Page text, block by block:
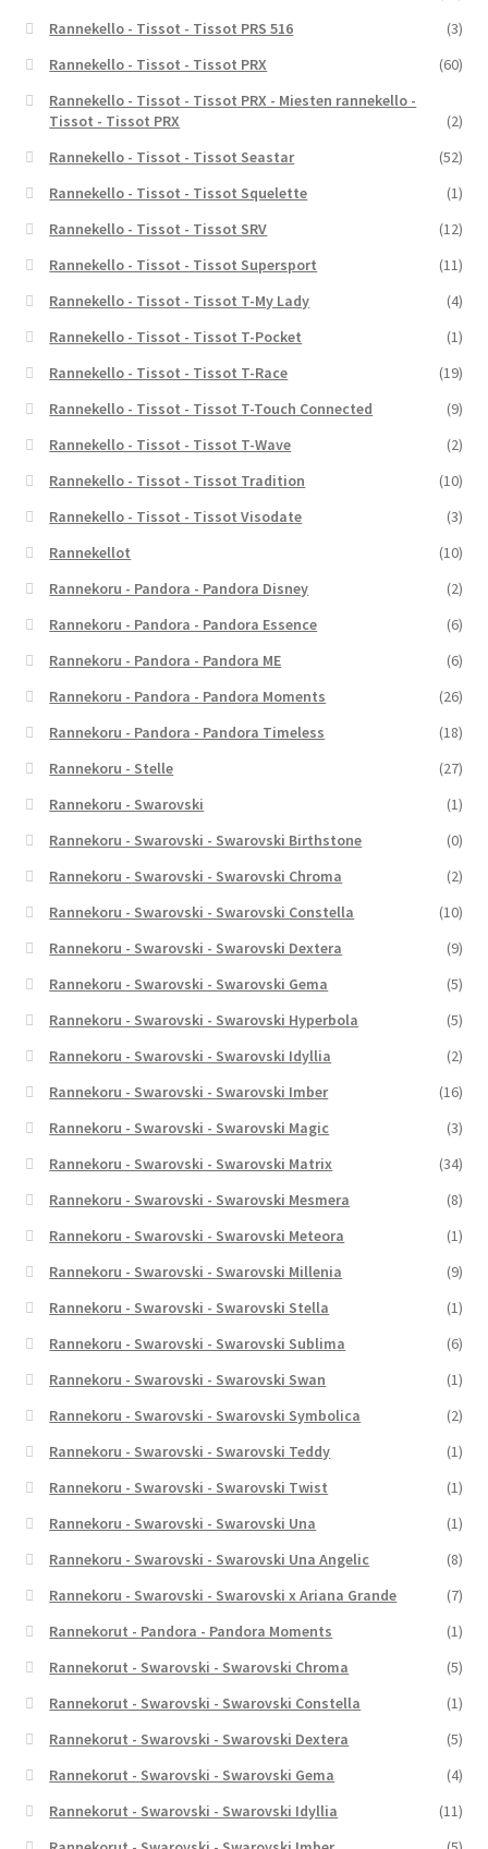
Rannekello - Tissot - Tissot PRS 516
(3)
Rannekello - Tissot - Tissot PRX
(60)
Rannekello - Tissot - Tissot PRX - Miesten rannekello -
Tissot - Tissot PRX
(2)
Rannekello - Tissot - Tissot Seastar
(52)
Rannekello - Tissot - Tissot Squelette
(1)
Rannekello - Tissot - Tissot SRV
(12)
Rannekello - Tissot - Tissot Supersport
(11)
Rannekello - Tissot - Tissot T-My Lady
(4)
Rannekello - Tissot - Tissot T-Pocket
(1)
Rannekello - Tissot - Tissot T-Race
(19)
Rannekello - Tissot - Tissot T-Touch Connected
(9)
Rannekello - Tissot - Tissot T-Wave
(2)
Rannekello - Tissot - Tissot Tradition
(10)
Rannekello - Tissot - Tissot Visodate
(3)
Rannekellot
(10)
Rannekoru - Pandora - Pandora Disney
(2)
Rannekoru - Pandora - Pandora Essence
(6)
Rannekoru - Pandora - Pandora ME
(6)
Rannekoru - Pandora - Pandora Moments
(26)
Rannekoru - Pandora - Pandora Timeless
(18)
Rannekoru - Stelle
(27)
Rannekoru - Swarovski
(1)
Rannekoru - Swarovski - Swarovski Birthstone
(0)
Rannekoru - Swarovski - Swarovski Chroma
(2)
Rannekoru - Swarovski - Swarovski Constella
(10)
Rannekoru - Swarovski - Swarovski Dextera
(9)
Rannekoru - Swarovski - Swarovski Gema
(5)
Rannekoru - Swarovski - Swarovski Hyperbola
(5)
Rannekoru - Swarovski - Swarovski Idyllia
(2)
Rannekoru - Swarovski - Swarovski Imber
(16)
Rannekoru - Swarovski - Swarovski Magic
(3)
Rannekoru - Swarovski - Swarovski Matrix
(34)
Rannekoru - Swarovski - Swarovski Mesmera
(8)
Rannekoru - Swarovski - Swarovski Meteora
(1)
Rannekoru - Swarovski - Swarovski Millenia
(9)
Rannekoru - Swarovski - Swarovski Stella
(1)
Rannekoru - Swarovski - Swarovski Sublima
(6)
Rannekoru - Swarovski - Swarovski Swan
(1)
Rannekoru - Swarovski - Swarovski Symbolica
(2)
Rannekoru - Swarovski - Swarovski Teddy
(1)
Rannekoru - Swarovski - Swarovski Twist
(1)
Rannekoru - Swarovski - Swarovski Una
(1)
Rannekoru - Swarovski - Swarovski Una Angelic
(8)
Rannekoru - Swarovski - Swarovski x Ariana Grande
(7)
Rannekorut - Pandora - Pandora Moments
(1)
Rannekorut - Swarovski - Swarovski Chroma
(5)
Rannekorut - Swarovski - Swarovski Constella
(1)
Rannekorut - Swarovski - Swarovski Dextera
(5)
Rannekorut - Swarovski - Swarovski Gema
(4)
Rannekorut - Swarovski - Swarovski Idyllia
(11)